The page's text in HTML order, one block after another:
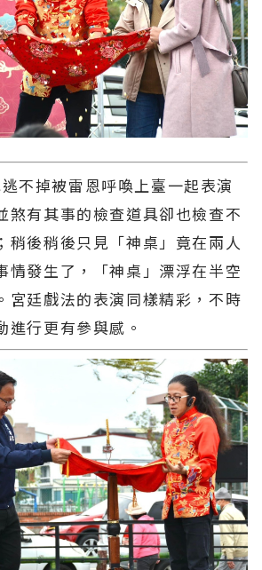
不掉被雷恩呼喚上臺一起表演
煞有其事的檢查道具卻也檢查不
稍後稍後只見「神桌」竟在兩人
情發生了，「神桌」漂浮在半空
宮廷戲法的表演同樣精彩，不時
進行更有參與感。